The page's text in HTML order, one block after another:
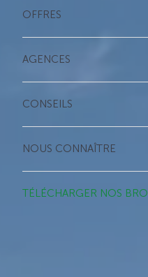
OFFRES
AGENCES
CONSEILS
NOUS CONNAÎTRE
TÉLÉCHARGER NOS